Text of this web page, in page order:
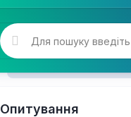
Опитування